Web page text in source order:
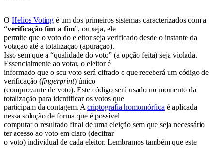
O Helios Voting é um dos primeiros sistemas caracterizados com a
“verificação fim-a-fim”, ou seja, ele
permite que o voto do eleitor seja verificado desde o instante da
votação até a totalização (apuração).
Isso sem que a “qualidade do voto” (a opção feita) seja violada.
Essencialmente ao votar, o eleitor é
informado que o seu voto será cifrado e que receberá um código de
verificação (fingerprint) único
(comprovante de voto). Este código será usado no momento da
totalização para identificar os votos que
participam da contagem. A criptografia homomórfica é aplicada
nessa solução de forma que é possível
computar o resultado final de uma eleição sem que seja necessário
ter acesso ao voto em claro (decifrar
o voto) individual de cada eleitor. Lembramos também que este